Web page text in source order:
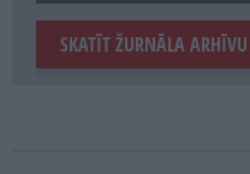
SKATĪT ŽURNĀLA ARHĪVU